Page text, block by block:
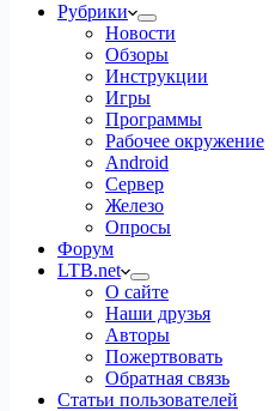
Рубрики
Новости
Обзоры
Инструкции
Игры
Программы
Рабочее окружение
Android
Сервер
Железо
Опросы
Форум
LTB.net
О сайте
Наши друзья
Авторы
Пожертвовать
Обратная связь
Статьи пользователей